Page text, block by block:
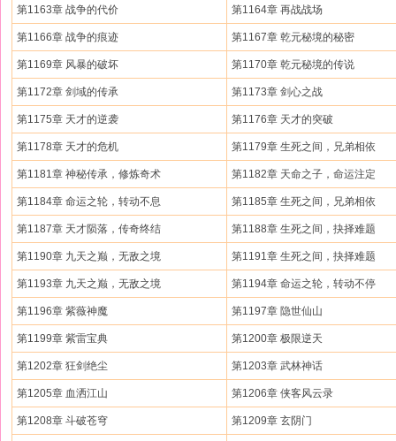
第1163章 战争的代价 第1164章 再战战场
第1166章 战争的痕迹 第1167章 乾元秘境的秘密
第1169章 风暴的破坏 第1170章 乾元秘境的传说
第1172章 剑域的传承 第1173章 剑心之战
第1175章 天才的逆袭 第1176章 天才的突破
第1178章 天才的危机 第1179章 生死之间，兄弟相依
第1181章 神秘传承，修炼奇术 第1182章 天命之子，命运注定
第1184章 命运之轮，转动不息 第1185章 生死之间，兄弟相依
第1187章 天才陨落，传奇终结 第1188章 生死之间，抉择难题
第1190章 九天之巅，无敌之境 第1191章 生死之间，抉择难题
第1193章 九天之巅，无敌之境 第1194章 命运之轮，转动不停
第1196章 紫薇神魔 第1197章 隐世仙山
第1199章 紫雷宝典 第1200章 极限逆天
第1202章 狂剑绝尘 第1203章 武林神话
第1205章 血洒江山 第1206章 侠客风云录
第1208章 斗破苍穹 第1209章 玄阴门